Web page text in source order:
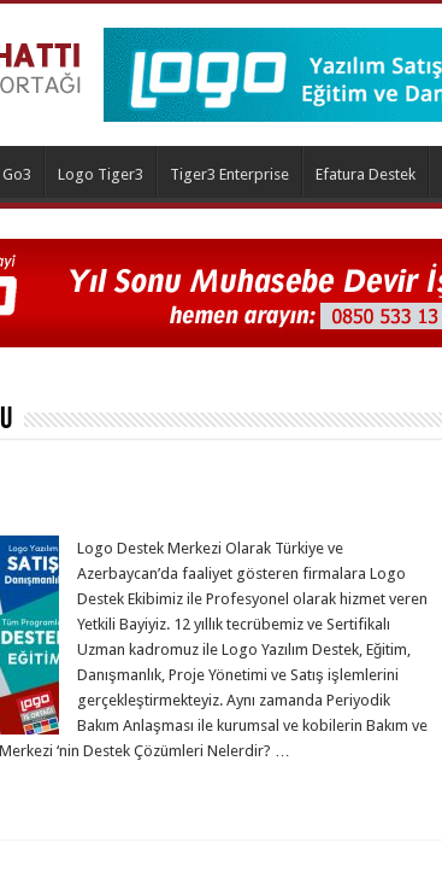
Logo Tiger3 Tiger3 Enterprise Efatura Destek
Logo Destek Merkezi Olarak Türkiye ve
Azerbaycan’da faaliyet gösteren firmalara Logo
Destek Ekibimiz ile Profesyonel olarak hizmet veren
Yetkili Bayiyiz. 12 yıllık tecrübemiz ve Sertifikalı
Uzman kadromuz ile Logo Yazılım Destek, Eğitim,
Danışmanlık, Proje Yönetimi ve Satış işlemlerini
gerçekleştirmekteyiz. Aynı zamanda Periyodik
Bakım Anlaşması ile kurumsal ve kobilerin Bakım ve
‘nin Destek Çözümleri Nelerdir? …